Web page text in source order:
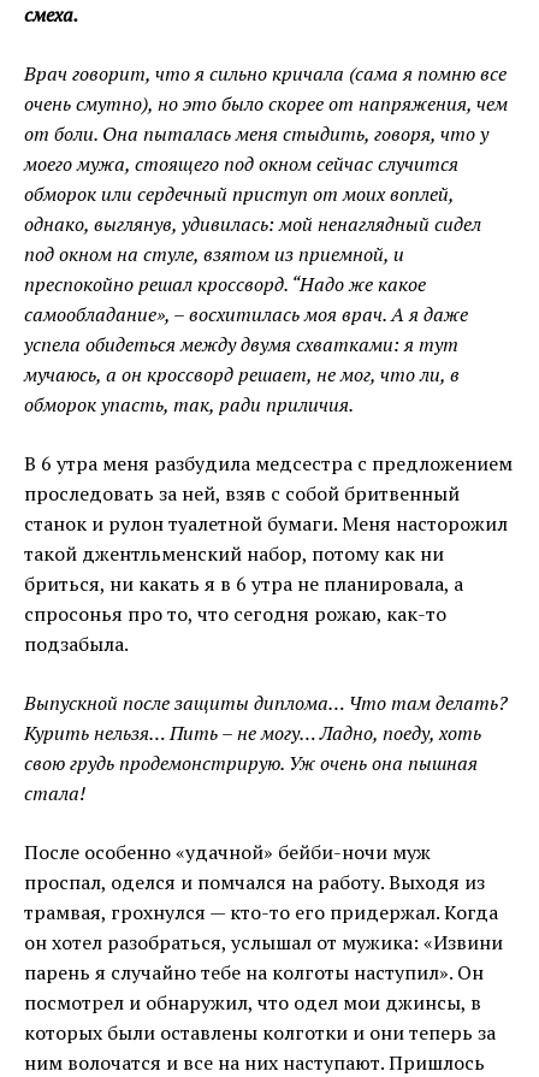
смеха.
Врач говорит, что я сильно кричала (сама я помню все
очень смутно), но это было скорее от напряжения, чем
от боли. Она пыталась меня стыдить, говоря, что у
моего мужа, стоящего под окном сейчас случится
обморок или сердечный приступ от моих воплей,
однако, выглянув, удивилась: мой ненаглядный сидел
под окном на стуле, взятом из приемной, и
преспокойно решал кроссворд. “Надо же какое
самообладание», – восхитилась моя врач. А я даже
успела обидеться между двумя схватками: я тут
мучаюсь, а он кроссворд решает, не мог, что ли, в
обморок упасть, так, ради приличия.
В 6 утра меня разбудила медсестра с предложением
проследовать за ней, взяв с собой бритвенный
станок и рулон туалетной бумаги. Меня насторожил
такой джентльменский набор, потому как ни
бриться, ни какать я в 6 утра не планировала, а
спросонья про то, что сегодня рожаю, как-то
подзабыла.
Выпускной после защиты диплома… Что там делать?
Курить нельзя… Пить – не могу… Ладно, поеду, хоть
свою грудь продемонстрирую. Уж очень она пышная
стала!
После особенно «удачной» бейби-ночи муж
проспал, оделся и помчался на работу. Выходя из
трамвая, грохнулся — кто-то его придержал. Когда
он хотел разобраться, услышал от мужика: «Извини
парень я случайно тебе на колготы наступил». Он
посмотрел и обнаружил, что одел мои джинсы, в
которых были оставлены колготки и они теперь за
ним волочатся и все на них наступают. Пришлось